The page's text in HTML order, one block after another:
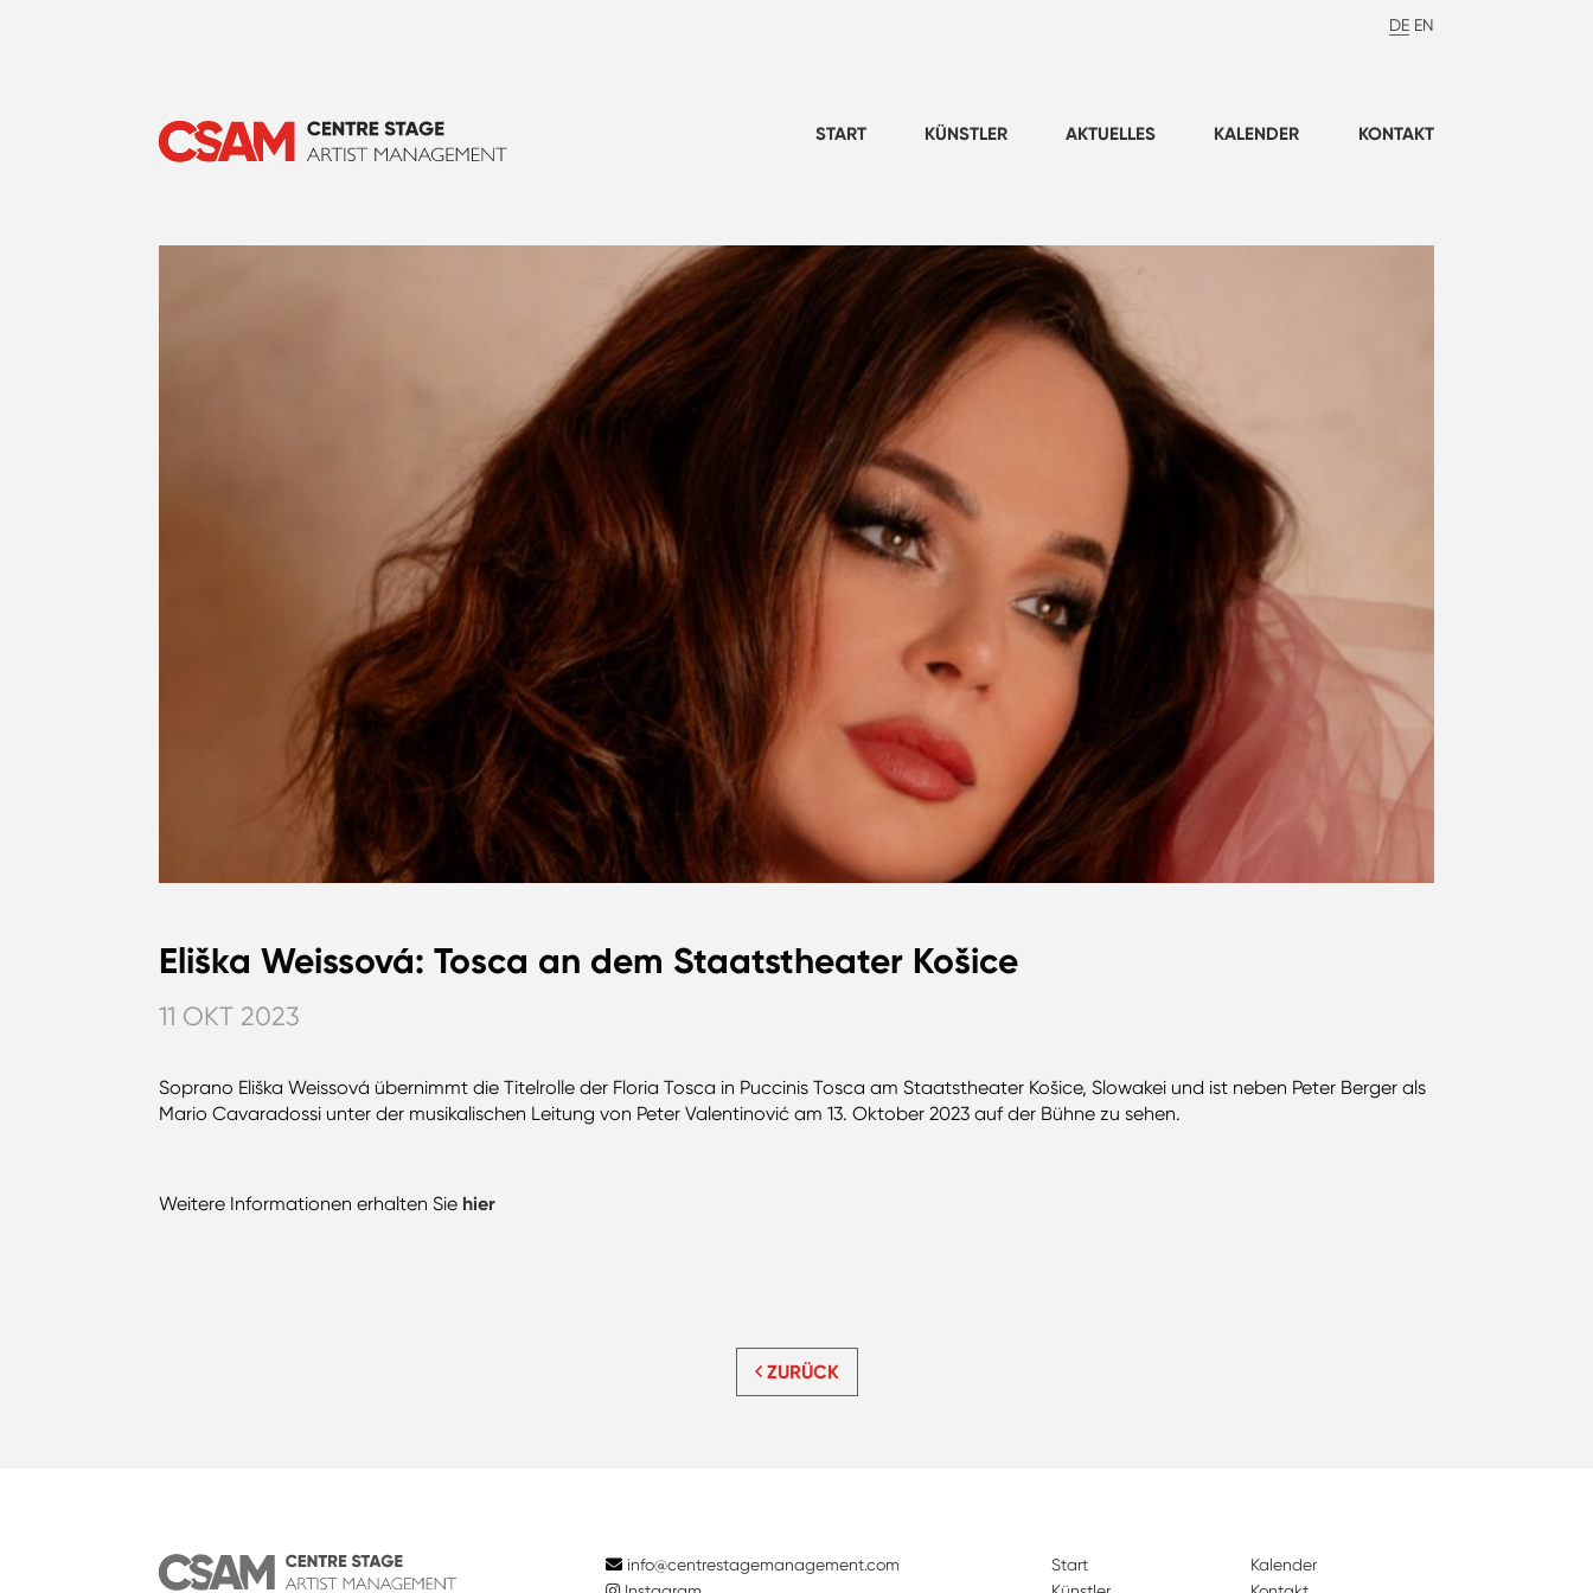
DE EN
START KÜNSTLER AKTUELLES KALENDER KONTAKT
Eliška Weissová: Tosca an dem Staatstheater Košice
11 OKT 2023
Soprano Eliška Weissová übernimmt die Titelrolle der Floria Tosca in Puccinis Tosca am Staatstheater Košice, Slowakei und ist neben Peter Berger als
Mario Cavaradossi unter der musikalischen Leitung von Peter Valentinović am 13. Oktober 2023 auf der Bühne zu sehen.
Weitere Informationen erhalten Sie hier
ZURÜCK
info@centrestagemanagement.com
Start
Kalender